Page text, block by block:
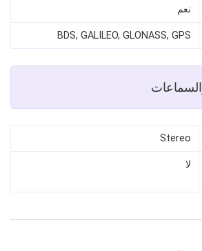
نعم
BDS, GALILEO, GLONASS, GPS
Stereo
لا